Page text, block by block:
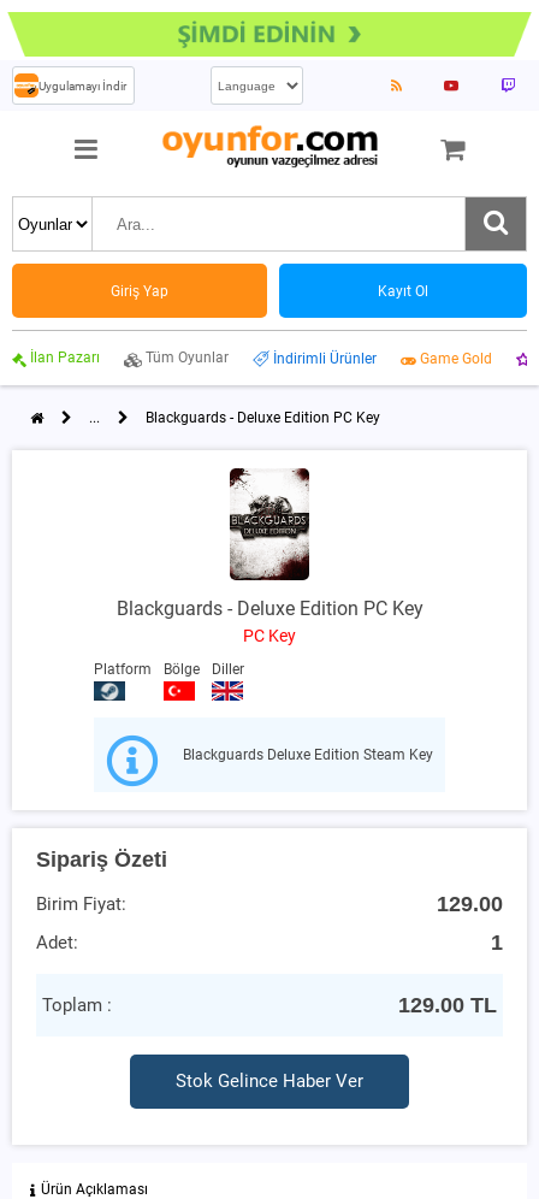
Uygulamayı İndir
Giriş Yap Kayıt Ol
İlan Pazarı Tüm Oyunlar İndirimli Ürünler Game Gold
... Blackguards - Deluxe Edition PC Key
Blackguards - Deluxe Edition PC Key
PC Key
Platform Bölge Diller
Blackguards Deluxe Edition Steam Key
Sipariş Özeti
Birim Fiyat: 129.00
Adet: 1
Toplam : 129.00 TL
Stok Gelince Haber Ver
Ürün Açıklaması